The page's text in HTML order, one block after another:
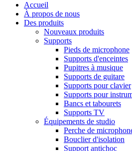
Accueil
À propos de nous
Des produits
Nouveaux produits
Supports
Pieds de microphone
Supports d'enceintes
Pupitres à musique
Supports de guitare
Supports pour clavier
Supports pour
Bancs et tabourets
Supports TV
Équipements de studio
Perche de
Bouclier d'isolation
Support antichoc